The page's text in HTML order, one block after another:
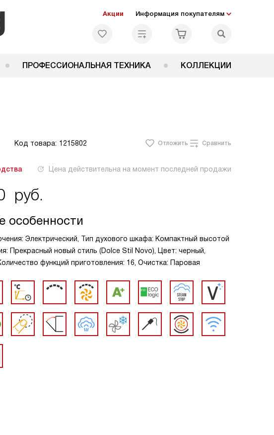
Акции Информация покупателям
ПРОФЕССИОНАЛЬНАЯ ТЕХНИКА КОЛЛЕКЦИИ
Код товара: 1215802 Отложить Сравнить
Цена действительна на момент последней продажи
руб.
особенности
Электрический, Тип духового шкафа: Компактный высотой
Прекрасный новый стиль (Dolce Stil Novo), Цвет: черный,
функций приготовления: 16, Очистка: Паровая